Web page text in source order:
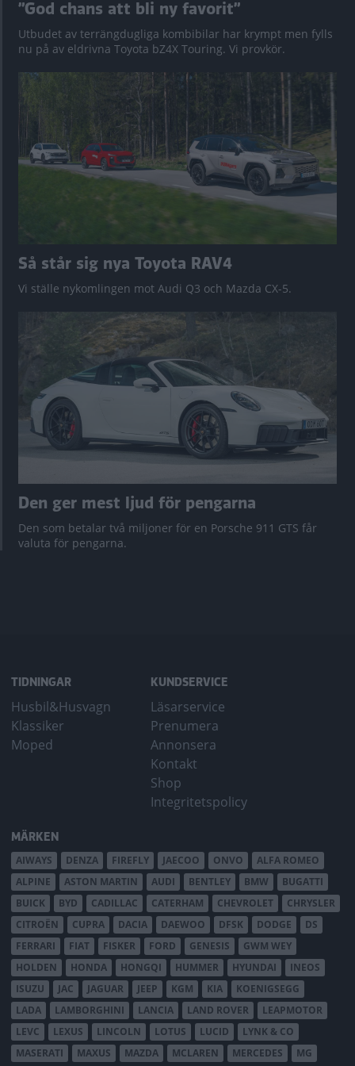
”God chans att bli ny favorit”
Utbudet av terrängdugliga kombibilar har krympt men fylls
nu på av eldrivna Toyota bZ4X Touring. Vi provkör.
Så står sig nya Toyota RAV4
Vi ställe nykomlingen mot Audi Q3 och Mazda CX-5.
Den ger mest ljud för pengarna
Den som betalar två miljoner för en Porsche 911 GTS får
valuta för pengarna.
TIDNINGAR
Husbil&Husvagn
Klassiker
Moped
KUNDSERVICE
Läsarservice
Prenumera
Annonsera
Kontakt
Shop
Integritetspolicy
MÄRKEN
AIWAYS DENZA FIREFLY JAECOO ONVO
ALFA ROMEO
ALPINE
ASTON MARTIN AUDI BENTLEY BMW
BUGATTI
BUICK
BYD CADILLAC CATERHAM CHEVROLET
CHRYSLER
CITROËN
CUPRA DACIA DAEWOO DFSK DODGE
DS
FERRARI
FIAT FISKER FORD GENESIS
GWM WEY
HOLDEN
HONDA HONGQI HUMMER HYUNDAI
INEOS
ISUZU
JAC JAGUAR JEEP KGM KIA
KOENIGSEGG
LADA
LAMBORGHINI LANCIA LAND ROVER
LEAPMOTOR
LEVC
LEXUS LINCOLN LOTUS LUCID
LYNK & CO
MASERATI
MAXUS MAZDA MCLAREN MERCEDES MG